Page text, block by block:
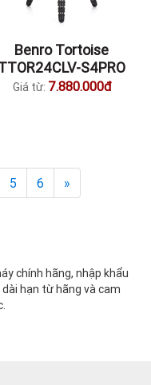
Benro Tortoise
S4PRO
Giá từ: 7.880.000đ
5 6 »
chính hãng, nhập khẩu
hạn từ hãng và cam